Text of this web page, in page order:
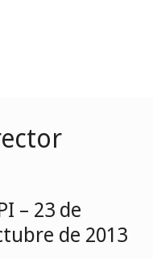
– 23 de
de 2013